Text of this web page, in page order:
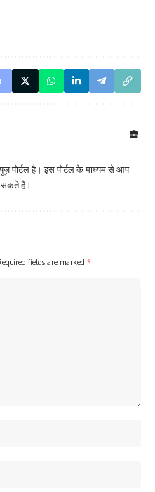
पोर्टल है। इस पोर्टल के माध्यम से आप
सकते हैं।
fields are marked *